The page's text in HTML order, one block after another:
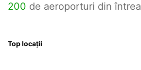
200 de aeroporturi din
Top locații